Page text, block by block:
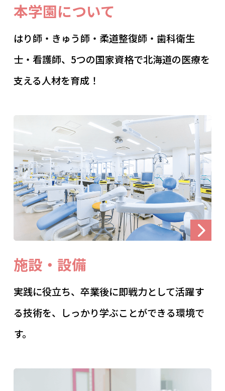
本学園について
はり師・きゅう師・柔道整復師・歯科衛生
士・看護師、5つの国家資格で北海道の医療を
支える人材を育成！
施設・設備
実践に役立ち、卒業後に即戦力として活躍す
る技術を、しっかり学ぶことができる環境で
す。